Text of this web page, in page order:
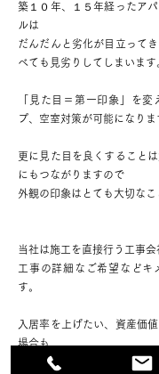
築１０年、１５年経ったアパ
ルは
だんだんと劣化が目立って
べても見劣りしてしまいます
「見た目＝第一印象」を変
プ、空室対策が可能になりま
更に見た目を良くすること
にもつながりますので
外観の印象はとても大切なこ
当社は施工を直接行う工事会
工事の詳細なご希望などキ
す。
入居率を上げたい、資産価
場合も、
改修工事を行って建物を蘇ら